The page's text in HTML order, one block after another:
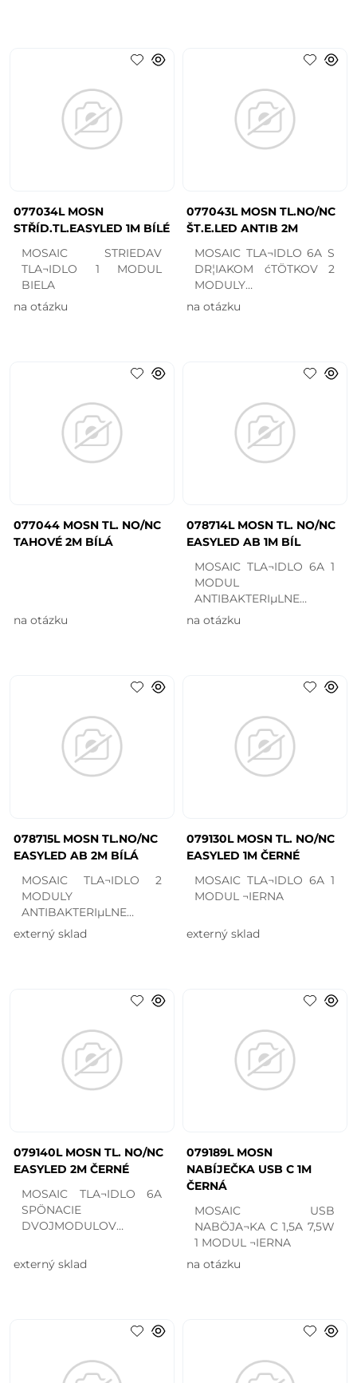
077034L MOSN
STŘÍD.TL.EASYLED 1M BÍLÉ
MOSAIC STRIEDAV
TLA¬IDLO 1 MODUL
BIELA
na otázku
077043L MOSN TL.NO/NC
ŠT.E.LED ANTIB 2M
MOSAIC TLA¬IDLO 6A S
DR¦IAKOM ćTÖTKOV 2
MODULY
ANTIBAKTERIµLNE
na otázku
077044 MOSN TL. NO/NC
TAHOVÉ 2M BÍLÁ
na otázku
078714L MOSN TL. NO/NC
EASYLED AB 1M BÍL
MOSAIC TLA¬IDLO 6A 1
MODUL
ANTIBAKTERIµLNE
BIELA
na otázku
078715L MOSN TL.NO/NC
EASYLED AB 2M BÍLÁ
MOSAIC TLA¬IDLO 2
MODULY
ANTIBAKTERIµLNE
BIELA
externý sklad
079130L MOSN TL. NO/NC
EASYLED 1M ČERNÉ
MOSAIC TLA¬IDLO 6A 1
MODUL ¬IERNA
externý sklad
079140L MOSN TL. NO/NC
EASYLED 2M ČERNÉ
MOSAIC TLA¬IDLO 6A
SPÖNACIE
DVOJMODULOV
externý sklad
079189L MOSN
NABÍJEČKA USB C 1M
ČERNÁ
MOSAIC USB
NABÖJA¬KA C 1,5A 7,5W
1 MODUL ¬IERNA
na otázku